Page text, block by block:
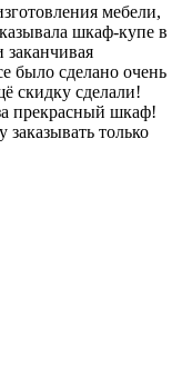
мебели,
шкаф-купе в
заканчивая
было сделано очень
скидку сделали!
прекрасный шкаф!
только